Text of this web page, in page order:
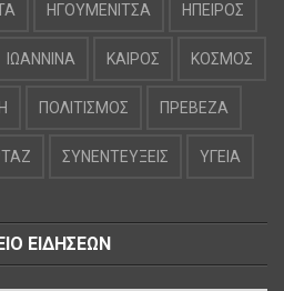
ΗΓΟΥΜΕΝΙΤΣΑ ΗΠΕΙΡΟΣ
ΙΩΑΝΝΙΝΑ ΚΑΙΡΟΣ ΚΟΣΜΟΣ
ΠΟΛΙΤΙΣΜΟΣ ΠΡΕΒΕΖΑ
ΣΥΝΕΝΤΕΥΞΕΙΣ ΥΓΕΙΑ
ΕΙΔΗΣΕΩΝ